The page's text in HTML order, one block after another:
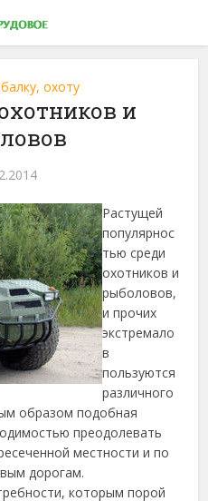
охоту
и
Растущей
популярнос
тью среди
охотников и
рыболовов,
и прочих
экстремало
в
пользуются
различного
образом подобная
преодолевать
местности и по
дорогам.
которым порой